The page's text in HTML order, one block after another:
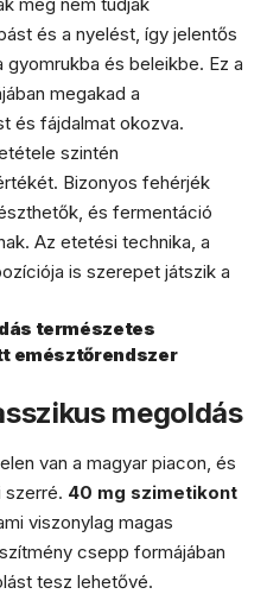
még nem tudják
és a nyelést, így jelentős
és beleikbe. Ez a
megakad a
és fájdalmat okozva.
szintén
Bizonyos fehérjék
és fermentáció
Az etetési technika, a
is szerepet játszik a
természetes
emésztőrendszer
megoldás
van a magyar piacon, és
szerré. 40 mg szimetikont
viszonylag magas
csepp formájában
tesz lehetővé.